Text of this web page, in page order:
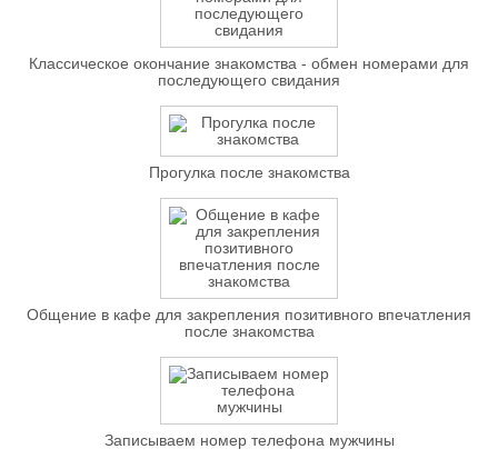
Классическое окончание знакомства - обмен номерами для
последующего свидания
Прогулка после знакомства
Общение в кафе для закрепления позитивного впечатления
после знакомства
Записываем номер телефона мужчины